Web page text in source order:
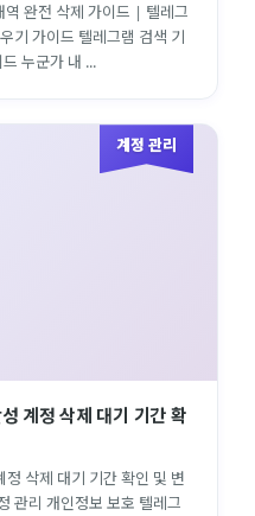
역 완전 삭제 가이드 | 텔레그
기 가이드 텔레그램 검색 기
누군가 내 ...
계정 관리
계정 삭제 대기 기간 확
삭제 대기 기간 확인 및 변
관리 개인정보 보호 텔레그